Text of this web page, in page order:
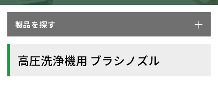
製品を探す
高圧洗浄機用 ブラシノズル